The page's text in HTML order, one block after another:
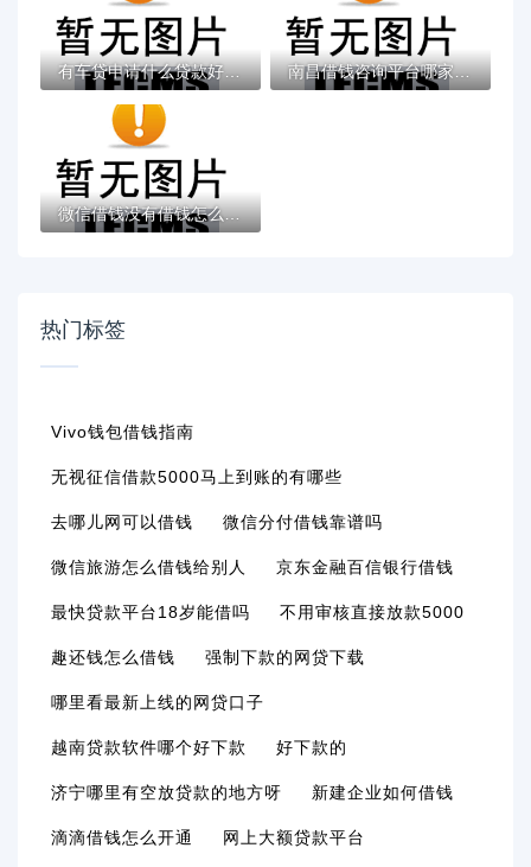
有车贷申请什么贷款好下款的话，可以看看这... 南昌借钱咨询平台哪家靠谱？这5个渠道值得推...
微信借钱没有借钱怎么办有哪些？分享8个好过...
热门标签
Vivo钱包借钱指南
无视征信借款5000马上到账的有哪些
去哪儿网可以借钱 微信分付借钱靠谱吗
微信旅游怎么借钱给别人 京东金融百信银行借钱
最快贷款平台18岁能借吗 不用审核直接放款5000
趣还钱怎么借钱 强制下款的网贷下载
哪里看最新上线的网贷口子
越南贷款软件哪个好下款 好下款的
济宁哪里有空放贷款的地方呀 新建企业如何借钱
滴滴借钱怎么开通 网上大额贷款平台